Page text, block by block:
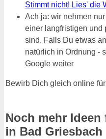
Stimmt nicht! Lies' die
Ach ja: wir nehmen
einer langfristigen und
sind. Falls Du etwas
natürlich in Ordnung -
Google weiter
Bewirb Dich gleich online
Noch mehr
in Bad Griesbach